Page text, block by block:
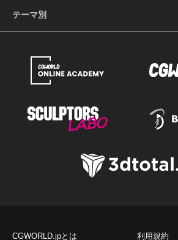
テーマ別
CGWORLD.jpとは 利用規約